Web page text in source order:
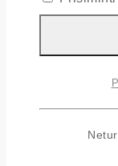
Airija